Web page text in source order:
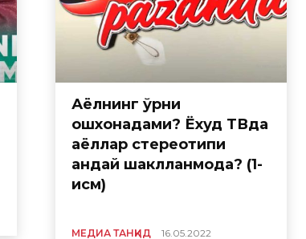
Аёлнинг ўрни
ошхонадами? Ёхуд ТВда
аёллар стереотипи
қандай шаклланмоқда? (1-
қисм)
МЕДИА ТАНҚИД 16.05.2022